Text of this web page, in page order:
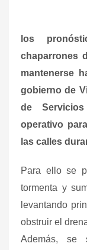
los
chaparrones
mantenerse
gobierno de
de
operativo
las calles
Para ello se
tormenta y
levantando
obstruir el
Además, se